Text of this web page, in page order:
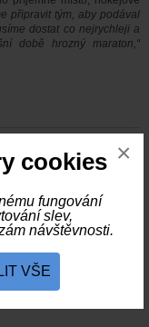
cookies
fungování
slev,
návštěvnosti.
VŠE
×
připravit tým, aby podával
dostat co nejrychleji a
době hrozný maraton,“